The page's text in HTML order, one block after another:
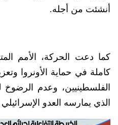
أنشئت من أجله.
كما دعت الحركة، الأمم
كاملة في حماية الأونروا
الفلسطينيين، وعدم الرضوخ
الذي يمارسه العدو